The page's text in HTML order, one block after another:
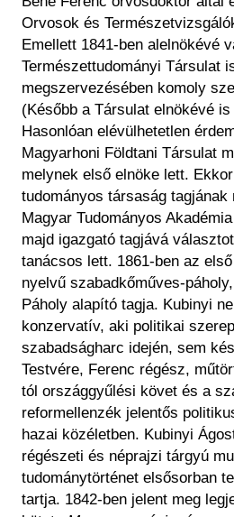
Orvosok és
Emellett 1841-ben alelnökévé
Természettudományi Társulat
megszervezésében komoly
(Később a Társulat elnökévé
Hasonlóan elévülhetetlen
Magyarhoni Földtani Társulat
melynek első elnöke lett.
tudományos társaság tagjának
Magyar Tudományos
majd igazgató tagjává
tanácsos lett. 1861-ben az
nyelvű szabadkőműves-
Páholy alapító tagja. Kubinyi
konzervatív, aki politikai
szabadságharc idején, sem
Testvére, Ferenc régész,
tól országgyűlési követ és a
reformellenzék jelentős
hazai közéletben. Kubinyi
régészeti és néprajzi tárgyú
tudománytörténet elsősorban
tartja. 1842-ben jelent meg